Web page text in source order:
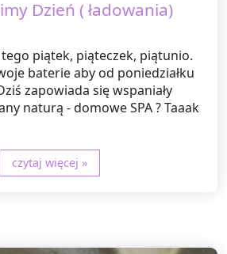
Dzień ( ładowania)
piątek, piąteczek, piątunio.
baterie aby od poniedziałku
zapowiada się wspaniały
naturą - domowe SPA ? Taaak
czytaj więcej »